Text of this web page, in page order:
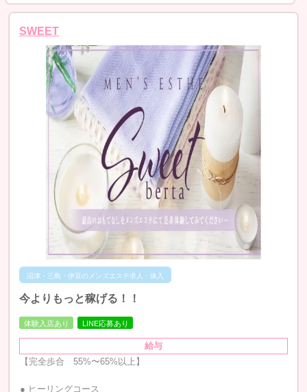
SWEET
沼津・三島・伊豆のメンズエステ求人・体入
今よりもっと稼げる！！
体験入店あり LINE応募あり
給与
【完全歩合 55%〜65%以上】
● ヒーリングコース